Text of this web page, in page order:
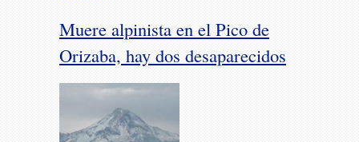
Muere alpinista en el Pico de
Orizaba, hay dos desaparecidos